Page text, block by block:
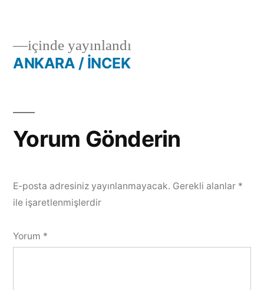
içinde yayınlandı
ANKARA / İNCEK
Yorum Gönderin
E-posta adresiniz yayınlanmayacak. Gerekli alanlar *
ile işaretlenmişlerdir
Yorum *